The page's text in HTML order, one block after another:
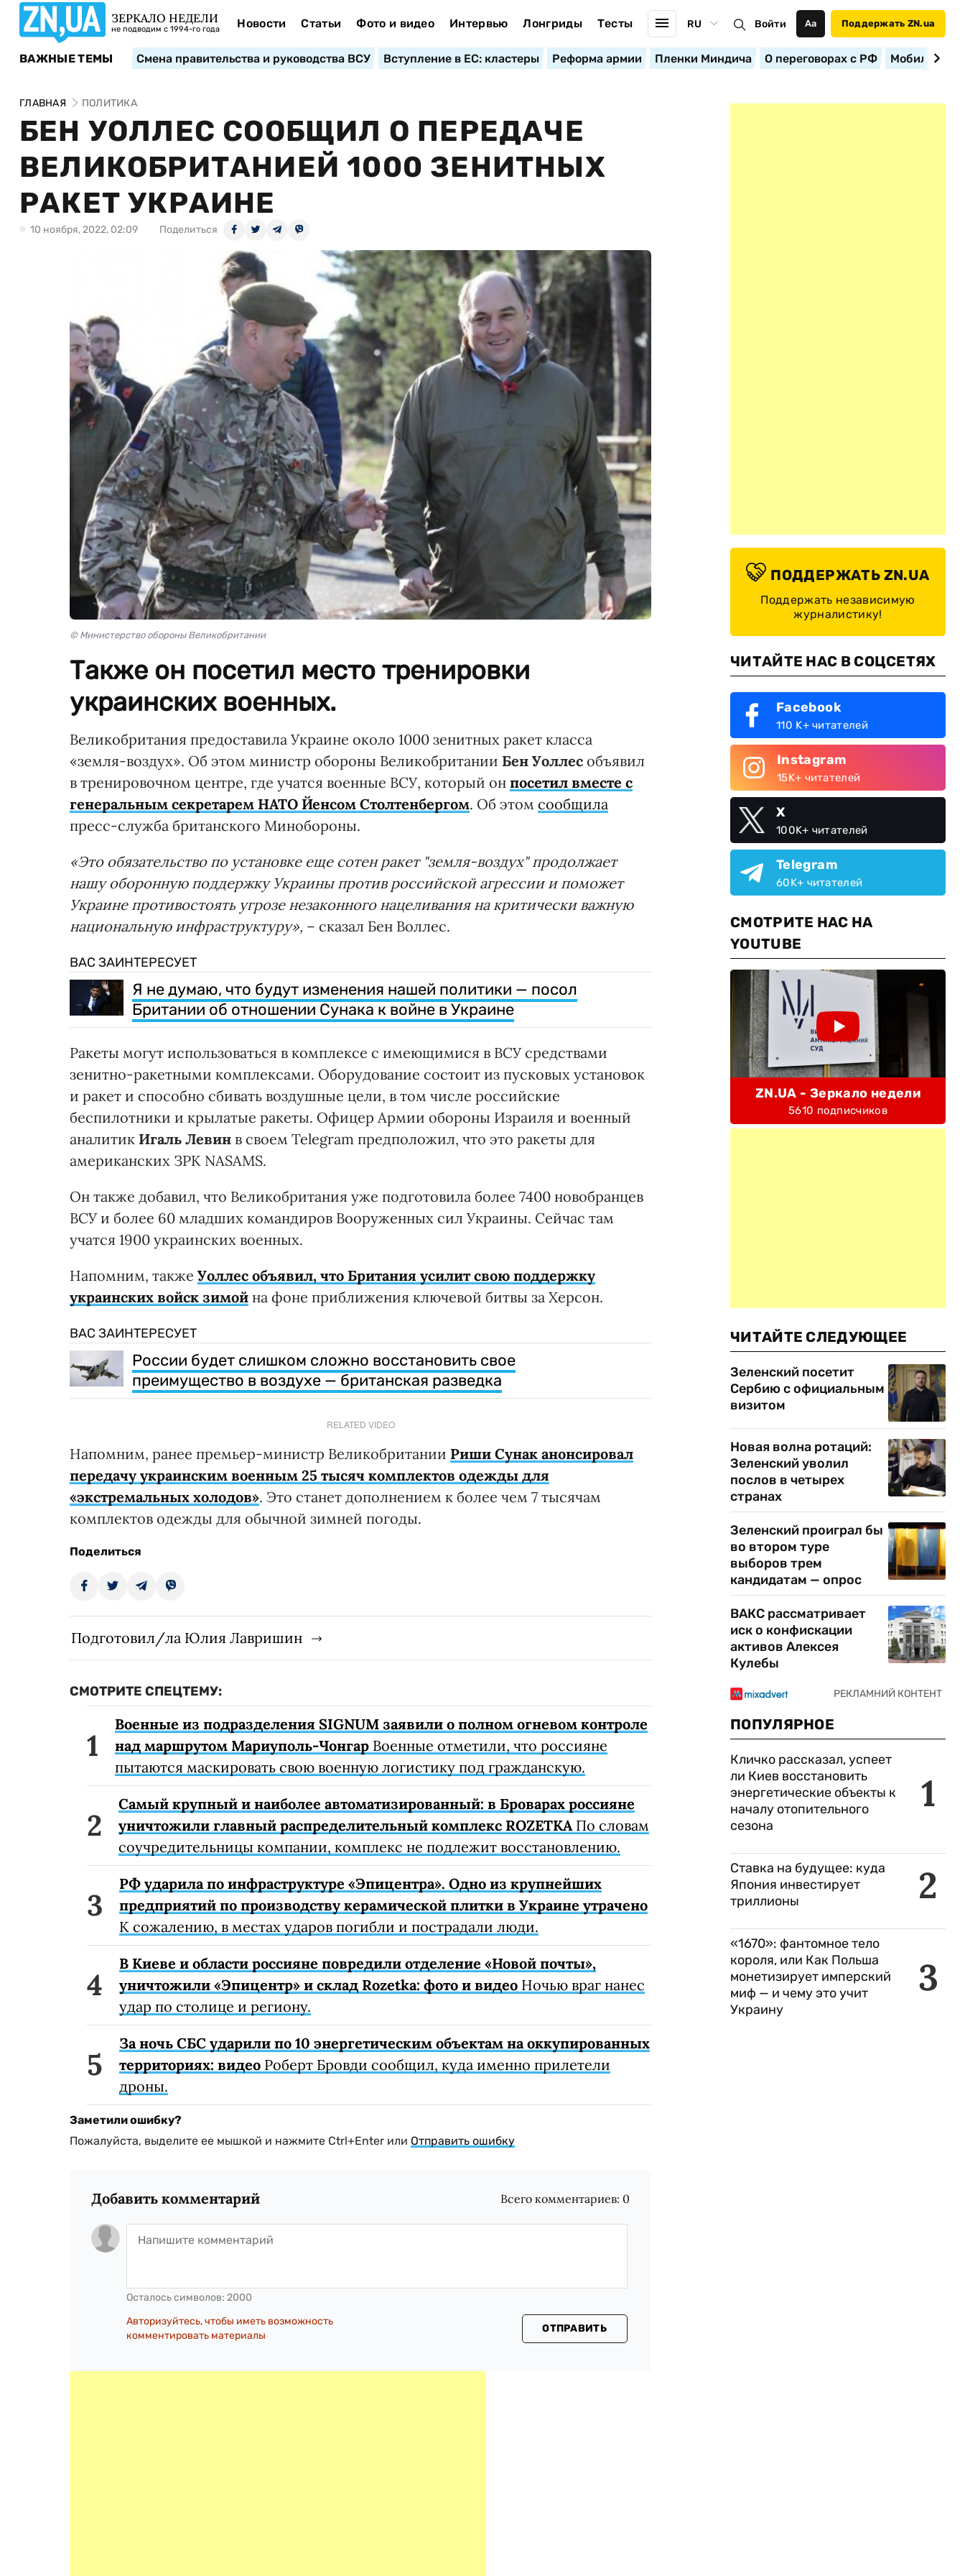
ЗЕРКАЛО НЕДЕЛИ
не подводим с 1994-го года Новости Статьи Фото и видео Интервью Лонгриды Тесты RU Войти Аа Поддержать ZN.ua
ВАЖНЫЕ ТЕМЫ Смена правительства и руководства ВСУ Вступление в ЕС: кластеры Реформа армии Пленки Миндича О переговорах с РФ
ГЛАВНАЯ ПОЛИТИКА
БЕН УОЛЛЕС СООБЩИЛ О ПЕРЕДАЧЕ
ВЕЛИКОБРИТАНИЕЙ 1000 ЗЕНИТНЫХ
РАКЕТ УКРАИНЕ
10 ноября, 2022, 02:09 Поделиться
© Министерство обороны Великобритании
Также он посетил место тренировки
украинских военных.
Великобритания предоставила Украине около 1000 зенитных ракет класса
«земля-воздух». Об этом министр обороны Великобритании Бен Уоллес объявил
в тренировочном центре, где учатся военные ВСУ, который он посетил вместе с
генеральным секретарем НАТО Йенсом Столтенбергом. Об этом сообщила
пресс-служба британского Минобороны.
«Это обязательство по установке еще сотен ракет "земля-воздух" продолжает
нашу оборонную поддержку Украины против российской агрессии и поможет
Украине противостоять угрозе незаконного нацеливания на критически важную
национальную инфраструктуру», – сказал Бен Воллес.
ВАС ЗАИНТЕРЕСУЕТ
Я не думаю, что будут изменения нашей политики — посол
Британии об отношении Сунака к войне в Украине
Ракеты могут использоваться в комплексе с имеющимися в ВСУ средствами
зенитно-ракетными комплексами. Оборудование состоит из пусковых установок
и ракет и способно сбивать воздушные цели, в том числе российские
беспилотники и крылатые ракеты. Офицер Армии обороны Израиля и военный
аналитик Игаль Левин в своем Telegram предположил, что это ракеты для
американских ЗРК NASAMS.
Он также добавил, что Великобритания уже подготовила более 7400 новобранцев
ВСУ и более 60 младших командиров Вооруженных сил Украины. Сейчас там
учатся 1900 украинских военных.
Напомним, также Уоллес объявил, что Британия усилит свою поддержку
украинских войск зимой на фоне приближения ключевой битвы за Херсон.
ВАС ЗАИНТЕРЕСУЕТ
России будет слишком сложно восстановить свое
преимущество в воздухе — британская разведка
RELATED VIDEO
Напомним, ранее премьер-министр Великобритании Риши Сунак анонсировал
передачу украинским военным 25 тысяч комплектов одежды для
«экстремальных холодов». Это станет дополнением к более чем 7 тысячам
комплектов одежды для обычной зимней погоды.
Поделиться
Подготовил/ла Юлия Лавришин
СМОТРИТЕ СПЕЦТЕМУ:
Военные из подразделения SIGNUM заявили о полном огневом контроле
над маршрутом Мариуполь-Чонгар Военные отметили, что россияне
пытаются маскировать свою военную логистику под гражданскую.
Самый крупный и наиболее автоматизированный: в Броварах россияне
уничтожили главный распределительный комплекс ROZETKAПо словам
соучредительницы компании, комплекс не подлежит восстановлению.
РФ ударила по инфраструктуре «Эпицентра». Одно из крупнейших
предприятий по производству керамической плитки в Украине утрачено
К сожалению, в местах ударов погибли и пострадали люди.
В Киеве и области россияне повредили отделение «Новой почты»,
уничтожили «Эпицентр» и склад Rozetka: фото и видео Ночью враг нанес
удар по столице и региону.
За ночь СБС ударили по 10 энергетическим объектам на оккупированных
территориях: видео Роберт Бровди сообщил, куда именно прилетели
дроны.
Заметили ошибку?
Пожалуйста, выделите ее мышкой и нажмите Ctrl+Enter или Отправить ошибку
Добавить комментарий Всего комментариев: 0
Осталось символов: 2000
Авторизуйтесь, чтобы иметь возможность
комментировать материалы
ОТПРАВИТЬ
ПОДДЕРЖАТЬ ZN.UA
Поддержать независимую
журналистику!
ЧИТАЙТЕ НАС В СОЦСЕТЯХ
Facebook
110 K+ читателей
Instagram
15K+ читателей
X
100K+ читателей
Telegram
60K+ читателей
СМОТРИТЕ НАС НА
YOUTUBE
ZN.UA - Зеркало недели
5610 подписчиков
ЧИТАЙТЕ СЛЕДУЮЩЕЕ
Зеленский посетит
Сербию с официальным
визитом
Новая волна ротаций:
Зеленский уволил
послов в четырех
странах
Зеленский проиграл бы
во втором туре
выборов трем
кандидатам — опрос
ВАКС рассматривает
иск о конфискации
активов Алексея
Кулебы
ПОПУЛЯРНОЕ
1
Кличко рассказал, успеет
ли Киев восстановить
энергетические объекты к
началу отопительного
сезона
2
Ставка на будущее: куда
Япония инвестирует
триллионы
3
«1670»: фантомное тело
короля, или Как Польша
монетизирует имперский
миф — и чему это учит
Украину